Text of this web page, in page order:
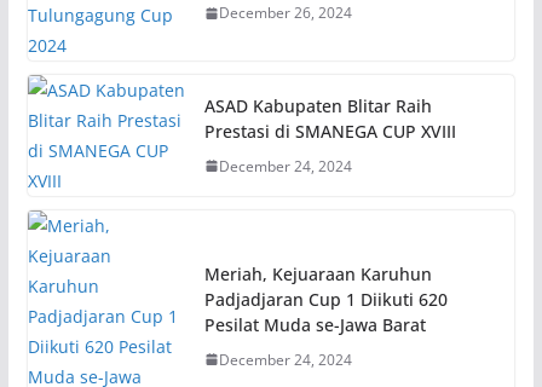
December 26, 2024
ASAD Kabupaten Blitar Raih
Prestasi di SMANEGA CUP XVIII
December 24, 2024
Meriah, Kejuaraan Karuhun
Padjadjaran Cup 1 Diikuti 620
Pesilat Muda se-Jawa Barat
December 24, 2024